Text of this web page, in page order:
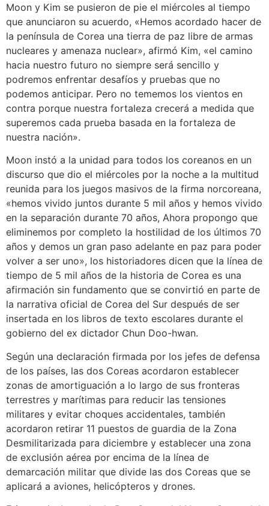
Moon y Kim se pusieron de pie el miércoles al tiempo
que anunciaron su acuerdo, «Hemos acordado hacer de
la península de Corea una tierra de paz libre de armas
nucleares y amenaza nuclear», afirmó Kim, «el camino
hacia nuestro futuro no siempre será sencillo y
podremos enfrentar desafíos y pruebas que no
podemos anticipar. Pero no tememos los vientos en
contra porque nuestra fortaleza crecerá a medida que
superemos cada prueba basada en la fortaleza de
nuestra nación».
Moon instó a la unidad para todos los coreanos en un
discurso que dio el miércoles por la noche a la multitud
reunida para los juegos masivos de la firma norcoreana,
«hemos vivido juntos durante 5 mil años y hemos vivido
en la separación durante 70 años, Ahora propongo que
eliminemos por completo la hostilidad de los últimos 70
años y demos un gran paso adelante en paz para poder
volver a ser uno», los historiadores dicen que la línea de
tiempo de 5 mil años de la historia de Corea es una
afirmación sin fundamento que se convirtió en parte de
la narrativa oficial de Corea del Sur después de ser
insertada en los libros de texto escolares durante el
gobierno del ex dictador Chun Doo-hwan.
Según una declaración firmada por los jefes de defensa
de los países, las dos Coreas acordaron establecer
zonas de amortiguación a lo largo de sus fronteras
terrestres y marítimas para reducir las tensiones
militares y evitar choques accidentales, también
acordaron retirar 11 puestos de guardia de la Zona
Desmilitarizada para diciembre y establecer una zona
de exclusión aérea por encima de la línea de
demarcación militar que divide las dos Coreas que se
aplicará a aviones, helicópteros y drones.